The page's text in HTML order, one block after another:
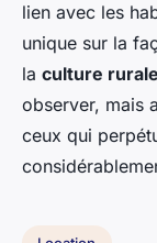
lien avec les
unique sur la
la culture rurale
observer, mais
ceux qui